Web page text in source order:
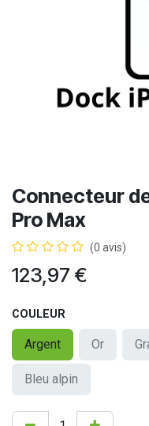
Connecteur
Pro Max
(0 avis)
123,97 €
COULEUR
Argent Or
Bleu alpin